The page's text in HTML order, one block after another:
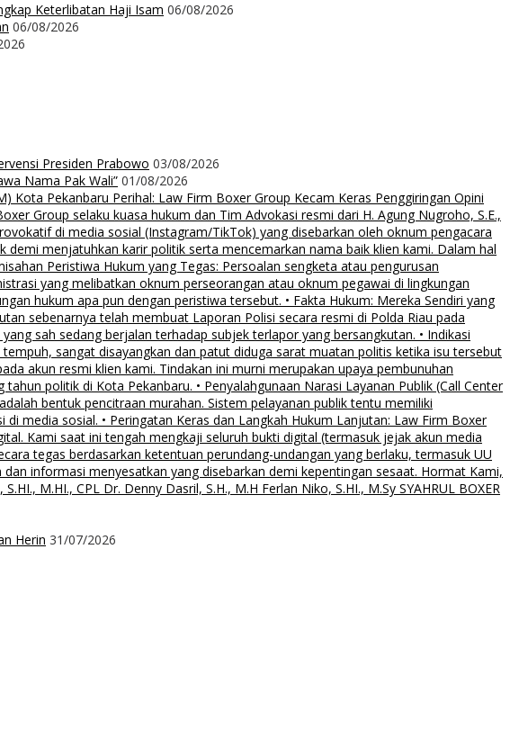
Keterlibatan Haji Isam 06/08/2026
06/08/2026
Presiden Prabowo 03/08/2026
Nama Pak Wali” 01/08/2026
Kota Pekanbaru Perihal: Law Firm Boxer Group Kecam Keras Penggiringan Opini
Group selaku kuasa hukum dan Tim Advokasi resmi dari H. Agung Nugroho, S.E.,
di media sosial (Instagram/TikTok) yang disebarkan oleh oknum pengacara
menjatuhkan karir politik serta mencemarkan nama baik klien kami. Dalam hal
Peristiwa Hukum yang Tegas: Persoalan sengketa atau pengurusan
yang melibatkan oknum perseorangan atau oknum pegawai di lingkungan
hukum apa pun dengan peristiwa tersebut. • Fakta Hukum: Mereka Sendiri yang
sebenarnya telah membuat Laporan Polisi secara resmi di Polda Riau pada
sah sedang berjalan terhadap subjek terlapor yang bersangkutan. • Indikasi
sangat disayangkan dan patut diduga sarat muatan politis ketika isu tersebut
akun resmi klien kami. Tindakan ini murni merupakan upaya pembunuhan
politik di Kota Pekanbaru. • Penyalahgunaan Narasi Layanan Publik (Call Center
bentuk pencitraan murahan. Sistem pelayanan publik tentu memiliki
media sosial. • Peringatan Keras dan Langkah Hukum Lanjutan: Law Firm Boxer
Kami saat ini tengah mengkaji seluruh bukti digital (termasuk jejak akun media
tegas berdasarkan ketentuan perundang-undangan yang berlaku, termasuk UU
informasi menyesatkan yang disebarkan demi kepentingan sesaat. Hormat Kami,
M.HI., CPL Dr. Denny Dasril, S.H., M.H Ferlan Niko, S.HI., M.Sy SYAHRUL BOXER
Herin 31/07/2026